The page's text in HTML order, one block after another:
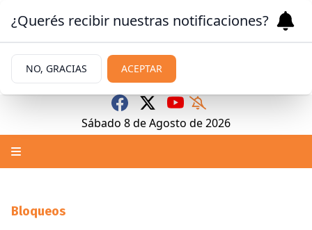
Sábado 8deAgosto de 2026
Bloqueos
¿Querés recibir nuestras notificaciones?
NO, GRACIAS ACEPTAR